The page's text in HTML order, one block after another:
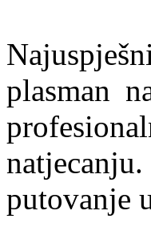
plasman
putovanje